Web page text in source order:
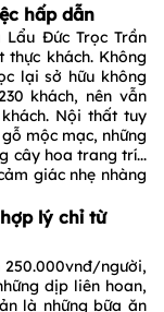
hấp dẫn
Đức Trọc Trần
khách. Không
lại sở hữu không
khách, nên vẫn
Nội thất tuy
mộc mạc, những
cây hoa trang trí...
giác nhẹ nhàng
lý chỉ từ
người,
dịp liên hoan,
là những bữa ăn